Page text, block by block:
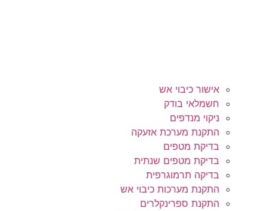
אישור כיבוי אש
חשמלאי בודק
ניקוי מנדפים
התקנת מערכת אזעקה
בדיקת מטפים
בדיקת מטפים שנתית
בדיקה תרמוגרפית
התקנת מערכות כיבוי אש
התקנת ספרינקלרים